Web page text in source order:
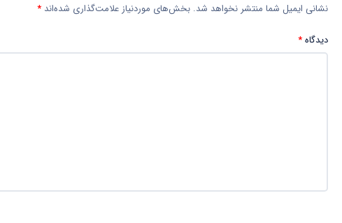
نشانی ایمیل شما منتشر نخواهد شد. بخش‌های موردنیاز علامت‌گذاری شده‌اند *
دیدگاه*